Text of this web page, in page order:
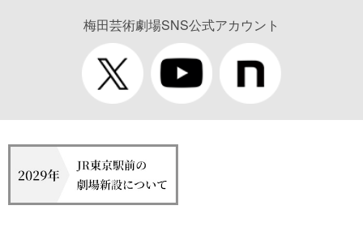
梅田芸術劇場SNS公式アカウント